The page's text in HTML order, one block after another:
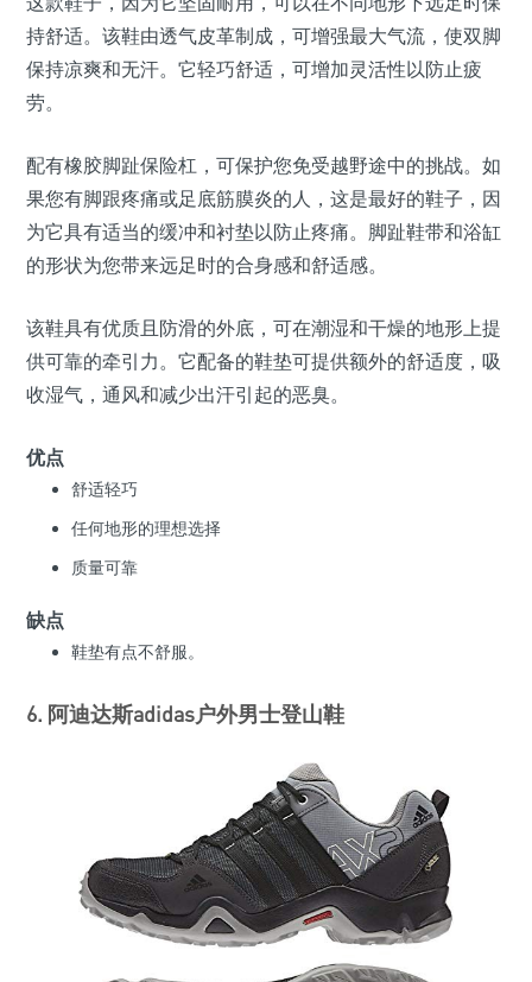
持舒适。该鞋由透气皮革制成，可增强最大气流，使双脚
保持凉爽和无汗。它轻巧舒适，可增加灵活性以防止疲
劳。
配有橡胶脚趾保险杠，可保护您免受越野途中的挑战。如
果您有脚跟疼痛或足底筋膜炎的人，这是最好的鞋子，因
为它具有适当的缓冲和衬垫以防止疼痛。脚趾鞋带和浴缸
的形状为您带来远足时的合身感和舒适感。
该鞋具有优质且防滑的外底，可在潮湿和干燥的地形上提
供可靠的牵引力。它配备的鞋垫可提供额外的舒适度，吸
收湿气，通风和减少出汗引起的恶臭。
优点
舒适轻巧
任何地形的理想选择
质量可靠
缺点
鞋垫有点不舒服。
6. 阿迪达斯adidas户外男士登山鞋